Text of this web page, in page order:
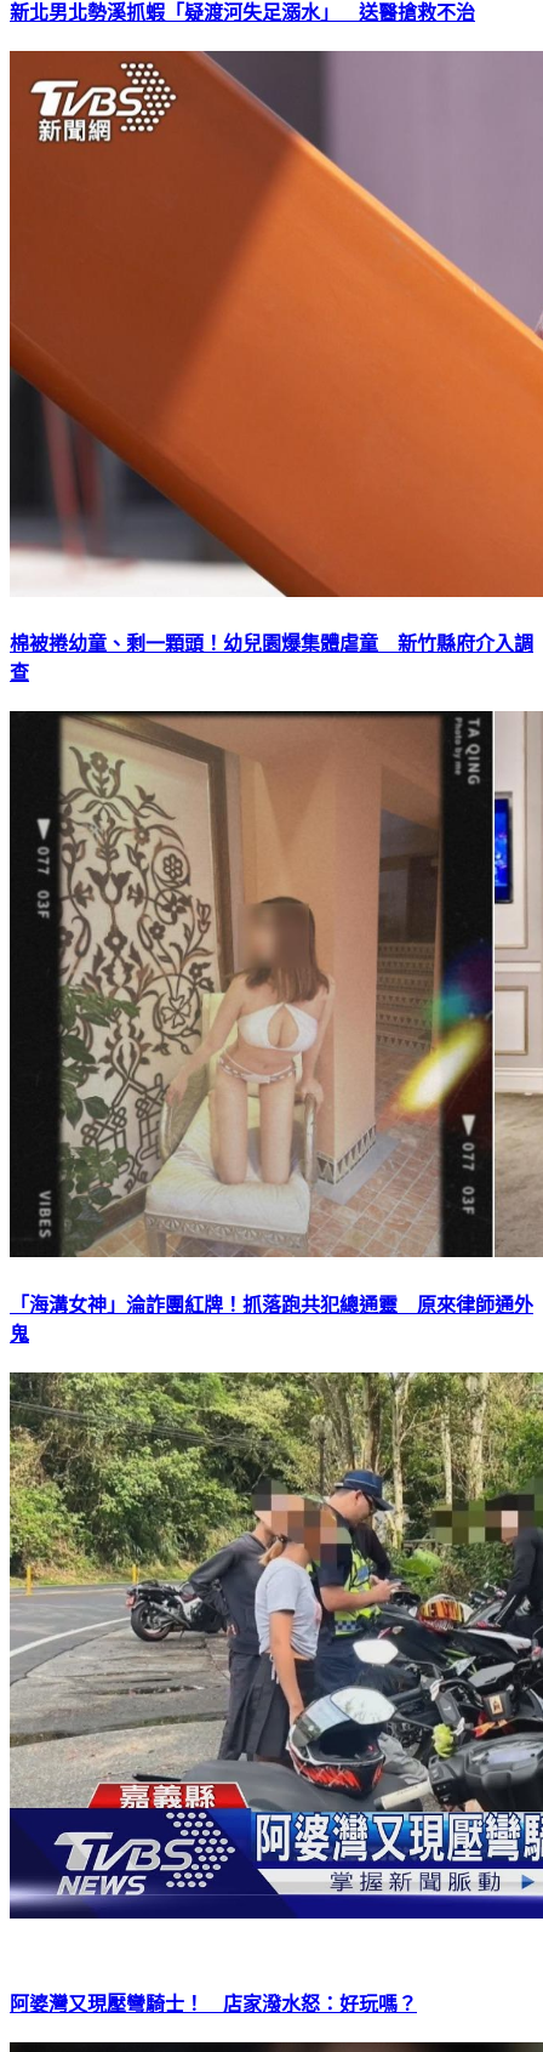
新北男北勢溪抓蝦「疑渡河失足溺水」 送醫搶救不治
棉被捲幼童、剩一顆頭！幼兒園爆集體虐童 新竹縣府介入調
查
「海溝女神」淪詐團紅牌！抓落跑共犯總通靈 原來律師通外
鬼
阿婆灣又現壓彎騎士！ 店家潑水怒：好玩嗎？